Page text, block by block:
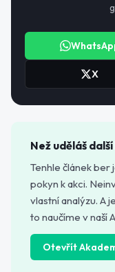
X
Než uděláš
Tenhle článek ber
pokyn k akci.
vlastní analýzu. A
to naučíme v naší
Otevřít